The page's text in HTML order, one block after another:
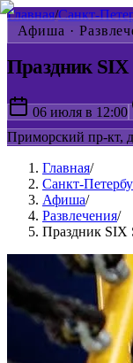
Главная/Санкт-
Афиша ·
Праздник SIX
06 июля в 12:00
Приморский пр-кт,
Главная/
Санкт-
Афиша/
Развлечения/
Праздник SIX